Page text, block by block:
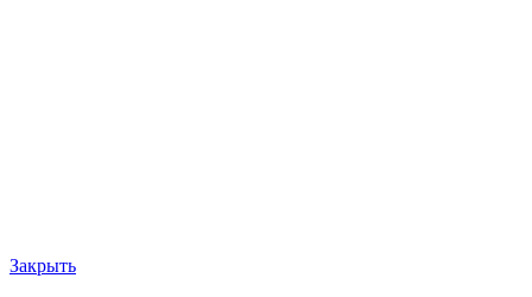
Закрыть